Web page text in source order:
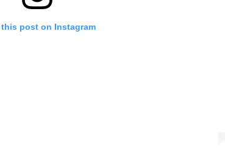
this post on Instagram